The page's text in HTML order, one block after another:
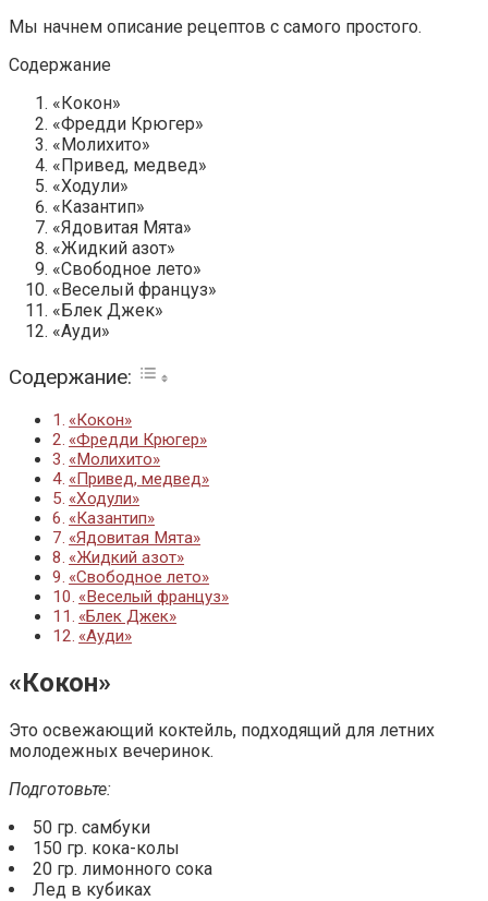
Мы начнем описание рецептов с самого простого.
Содержание
«Кокон»
«Фредди Крюгер»
«Молихито»
«Привед, медвед»
«Ходули»
«Казантип»
«Ядовитая Мята»
«Жидкий азот»
«Свободное лето»
«Веселый француз»
«Блек Джек»
«Ауди»
Содержание:
«Кокон»
«Фредди Крюгер»
«Молихито»
«Привед, медвед»
«Ходули»
«Казантип»
«Ядовитая Мята»
«Жидкий азот»
«Свободное лето»
«Веселый француз»
«Блек Джек»
«Ауди»
«Кокон»
Это освежающий коктейль, подходящий для летних
молодежных вечеринок.
Подготовьте:
50 гр. самбуки
150 гр. кока-колы
20 гр. лимонного сока
Лед в кубиках